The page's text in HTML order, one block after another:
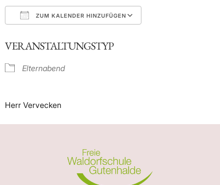
ZUM KALENDER HINZUFÜGEN
VERANSTALTUNGSTYP
Elternabend
Herr Vervecken